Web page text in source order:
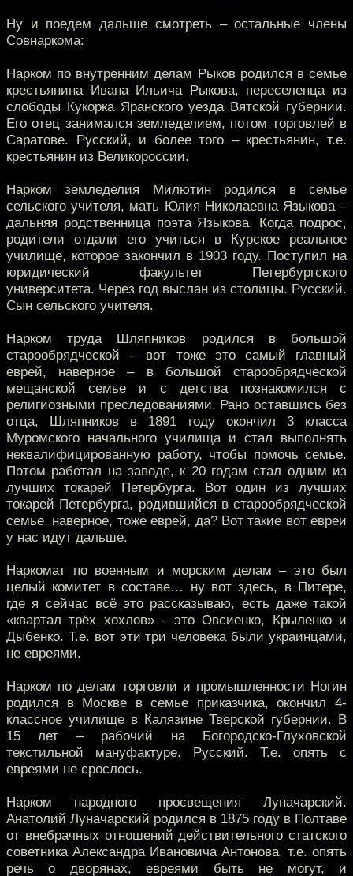
Ну и поедем дальше смотреть – остальные члены
Совнаркома:
Нарком по внутренним делам Рыков родился в семье
крестьянина Ивана Ильича Рыкова, переселенца из
слободы Кукорка Яранского уезда Вятской губернии.
Его отец занимался земледелием, потом торговлей в
Саратове. Русский, и более того – крестьянин, т.е.
крестьянин из Великороссии.
Нарком земледелия Милютин родился в семье
сельского учителя, мать Юлия Николаевна Языкова –
дальняя родственница поэта Языкова. Когда подрос,
родители отдали его учиться в Курское реальное
училище, которое закончил в 1903 году. Поступил на
юридический факультет Петербургского
университета. Через год выслан из столицы. Русский.
Сын сельского учителя.
Нарком труда Шляпников родился в большой
старообрядческой – вот тоже это самый главный
еврей, наверное – в большой старообрядческой
мещанской семье и с детства познакомился с
религиозными преследованиями. Рано оставшись без
отца, Шляпников в 1891 году окончил 3 класса
Муромского начального училища и стал выполнять
неквалифицированную работу, чтобы помочь семье.
Потом работал на заводе, к 20 годам стал одним из
лучших токарей Петербурга. Вот один из лучших
токарей Петербурга, родившийся в старообрядческой
семье, наверное, тоже еврей, да? Вот такие вот евреи
у нас идут дальше.
Наркомат по военным и морским делам – это был
целый комитет в составе… ну вот здесь, в Питере,
где я сейчас всё это рассказываю, есть даже такой
«квартал трёх хохлов» - это Овсиенко, Крыленко и
Дыбенко. Т.е. вот эти три человека были украинцами,
не евреями.
Нарком по делам торговли и промышленности Ногин
родился в Москве в семье приказчика, окончил 4-
классное училище в Калязине Тверской губернии. В
15 лет – рабочий на Богородско-Глуховской
текстильной мануфактуре. Русский. Т.е. опять с
евреями не срослось.
Нарком народного просвещения Луначарский.
Анатолий Луначарский родился в 1875 году в Полтаве
от внебрачных отношений действительного статского
советника Александра Ивановича Антонова, т.е. опять
речь о дворянах, евреями быть не могут, и